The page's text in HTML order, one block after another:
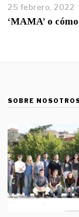
25 febrero, 2022
‘MAMA’ o
SOBRE